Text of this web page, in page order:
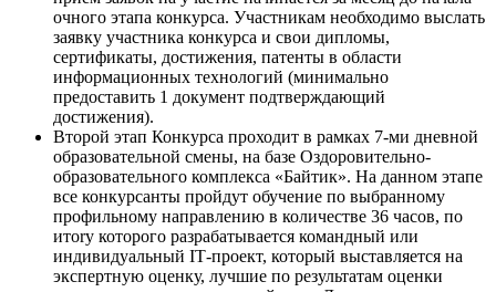
очного этапа конкурса. Участникам необходимо выслать
заявку участника конкурса и свои дипломы,
сертификаты, достижения, патенты в области
информационных технологий (минимально
предоставить 1 документ подтверждающий
достижения).
Второй этап Конкурса проходит в рамках 7-ми дневной
образовательной смены, на базе Оздоровительно-
образовательного комплекса «Байтик». На данном этапе
все конкурсанты пройдут обучение по выбранному
профильному направлению в количестве 36 часов, по
итоry которого разрабатывается командный или
индивидуальный IТ-проект, который выставляется на
экспертную оценку, лучшие по результатам оценки